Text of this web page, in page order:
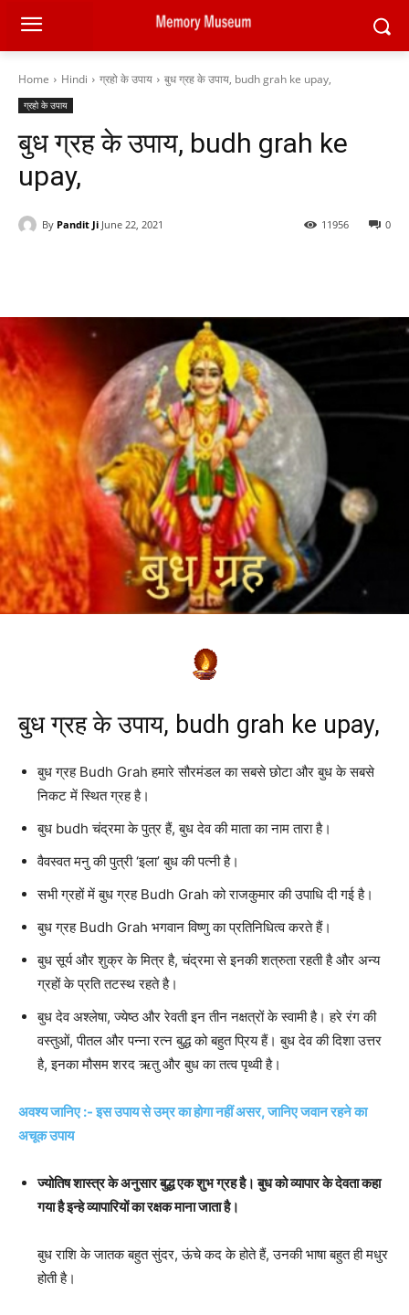
Home Hindi ग्रहो के उपाय बुध ग्रह के उपाय, budh grah ke upay,
ग्रहो के उपाय
बुध ग्रह के उपाय, budh grah ke
upay,
By Pandit Ji June 22, 2021 0
11956
बुध ग्रह के उपाय, budh grah ke upay,
बुध ग्रह Budh Grah हमारे सौरमंडल का सबसे छोटा और बुध के सबसे
निकट में स्थित ग्रह है।
बुध budh चंद्रमा के पुत्र हैं, बुध देव की माता का नाम तारा है।
वैवस्वत मनु की पुत्री ‘इला’ बुध की पत्नी है।
सभी ग्रहों में बुध ग्रह Budh Grah को राजकुमार की उपाधि दी गई है।
बुध ग्रह Budh Grah भगवान विष्‍णु का प्रतिनिधित्‍व करते हैं।
बुध सूर्य और शुक्र के मित्र है, चंद्रमा से इनकी शत्रुता रहती है और अन्य
ग्रहों के प्रति तटस्थ रहते है।
बुध देव अश्लेषा, ज्येष्ठ और रेवती इन तीन नक्षत्रों के स्वामी है। हरे रंग की
वस्तुओं, पीतल और पन्ना रत्न बुद्ध को बहुत प्रिय हैं। बुध देव की दिशा उत्तर
है, इनका मौसम शरद ऋतु और बुध का तत्व पृथ्वी है।
अवश्य जानिए :- इस उपाय से उम्र का होगा नहीं असर, जानिए जवान रहने का
अचूक उपाय
ज्योतिष शास्त्र के अनुसार बुद्ध एक शुभ ग्रह है। बुध को व्यापार के देवता कहा
गया है इन्हे व्यापारियों का रक्षक माना जाता है।
बुध राशि के जातक बहुत सुंदर, ऊंचे कद के होते हैं, उनकी भाषा बहुत ही मधुर
होती है।